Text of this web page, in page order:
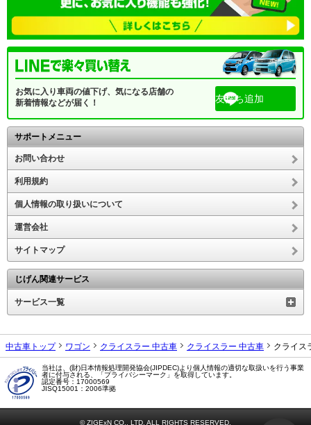
お気に入り車両の値下げ、気になる店舗の
新着情報などが届く！
友だち追加
サポートメニュー
お問い合わせ
利用規約
個人情報の取り扱いについて
運営会社
サイトマップ
じげん関連サービス
サービス一覧
中古車トップ ワゴン クライスラー 中古車 クライスラー 中古車 クライス
当社は、(財)日本情報処理開発協会(JIPDEC)より個人情報の適切な取扱いを行う事業
者に付与される、「プライバシーマーク」を取得しています。
認定番号：17000569
JISQ15001：2006準拠
© ZIGExN CO., LTD. ALL RIGHTS RESERVED.